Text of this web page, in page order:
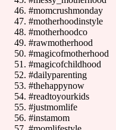
#momcrushmonday
#motherhoodinstyle
#motherhoodco
#rawmotherhood
#magicofmotherhood
#magicofchildhood
#dailyparenting
#thehappynow
#readtoyourkids
#justmomlife
#instamom